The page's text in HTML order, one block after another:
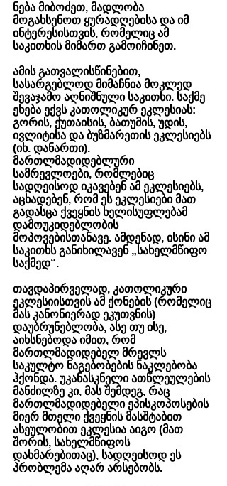
ნება მიბოძეთ, მადლობა
მოგახსენოთ ყურადღებისა და იმ
ინტერესისთვის, რომელიც ამ
საკითხის მიმართ გამოიჩინეთ.
ამის გათვალისწინებით,
სასარგებლოდ მიმაჩნია მოკლედ
შევაჯამო აღნიშნული საკითხი. საქმე
ეხება ექვს კათოლიკურ ეკლესიას:
გორის, ქუთაისის, ბათუმის, უდის,
ივლიტისა და ბუზმარეთის ეკლესიებს
(იხ. დანართი).
მართლმადიდებლური
სამრევლოები, რომლებიც
სადღეისოდ იკავებენ ამ ეკლესიებს,
აცხადებენ, რომ ეს ეკლესიები მათ
გადასცა ქვეყნის ხელისუფლებამ
დამოუკიდებლობის
მოპოვებისთანავე. ამდენად, ისინი ამ
საკითხს განიხილავენ „სახელმწიფო
საქმედ“.
თავდაპირველად, კათოლიკური
ეკლესიისთვის ამ ქონების (რომელიც
მას კანონიერად ეკუთვნის)
დაუბრუნებლობა, ასე თუ ისე,
აიხსნებოდა იმით, რომ
მართლმადიდებელ მრევლს
საკულტო ნაგებობების ნაკლებობა
ჰქონდა. უკანასკნელი ათწლეულების
მანძილზე კი, მას შემდეგ, რაც
მართლმადიდებელი ეპისკოპოსების
მიერ მთელი ქვეყნის მასშტაბით
ასეულობით ეკლესია აიგო (მათ
შორის, სახელმწიფოს
დახმარებითაც), სადღეისოდ ეს
პრობლემა აღარ არსებობს.